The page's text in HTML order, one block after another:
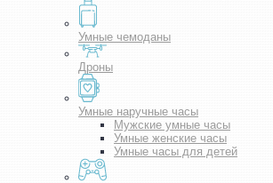
Умные чемоданы
Дроны
Умные наручные часы
Мужские умные часы
Умные женские часы
Умные часы для детей